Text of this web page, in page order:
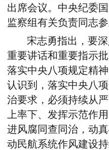
出席会议。中央纪委
监察组有关负责同志参
宋志勇指出，要
重要讲话和重要指示
落实中央八项规定精
认识到，落实中央八
治要求，必须持续从
上率下、发挥示范作
进风腐同查同治，动
动民航系统作风建设持